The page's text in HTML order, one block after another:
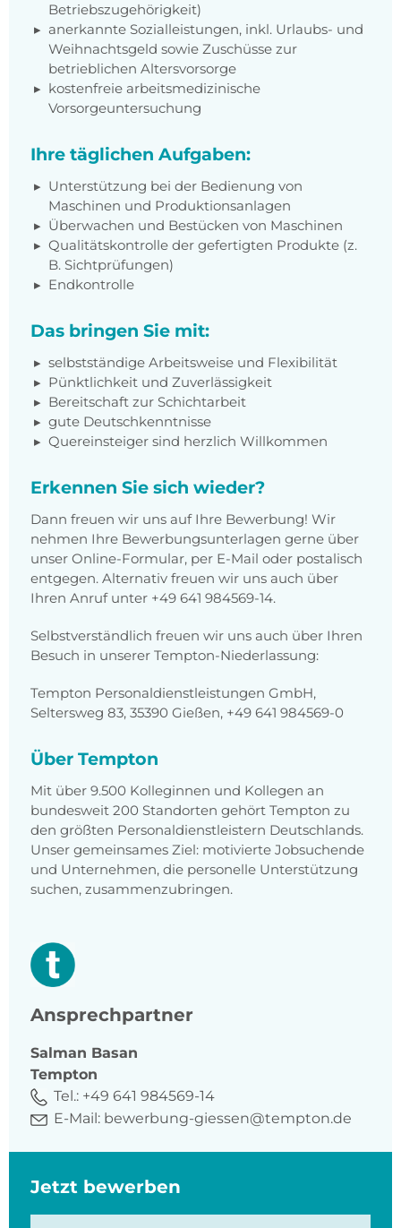
Betriebszugehörigkeit)
anerkannte Sozialleistungen, inkl. Urlaubs- und
Weihnachtsgeld sowie Zuschüsse zur
betrieblichen Altersvorsorge
kostenfreie arbeitsmedizinische
Vorsorgeuntersuchung
Ihre täglichen Aufgaben:
Unterstützung bei der Bedienung von
Maschinen und Produktionsanlagen
Überwachen und Bestücken von Maschinen
Qualitätskontrolle der gefertigten Produkte (z.
B. Sichtprüfungen)
Endkontrolle
Das bringen Sie mit:
selbstständige Arbeitsweise und Flexibilität
Pünktlichkeit und Zuverlässigkeit
Bereitschaft zur Schichtarbeit
gute Deutschkenntnisse
Quereinsteiger sind herzlich Willkommen
Erkennen Sie sich wieder?
Dann freuen wir uns auf Ihre Bewerbung! Wir
nehmen Ihre Bewerbungsunterlagen gerne über
unser Online-Formular, per E-Mail oder postalisch
entgegen. Alternativ freuen wir uns auch über
Ihren Anruf unter +49 641 984569-14.
Selbstverständlich freuen wir uns auch über Ihren
Besuch in unserer Tempton-Niederlassung:
Tempton Personaldienstleistungen GmbH,
Seltersweg 83, 35390 Gießen, +49 641 984569-0
Über Tempton
Mit über 9.500 Kolleginnen und Kollegen an
bundesweit 200 Standorten gehört Tempton zu
den größten Personaldienstleistern Deutschlands.
Unser gemeinsames Ziel: motivierte Jobsuchende
und Unternehmen, die personelle Unterstützung
suchen, zusammenzubringen.
Ansprechpartner
Salman Basan
Tempton
Tel.: +49 641 984569-14
E-Mail: bewerbung-giessen@tempton.de
Jetzt bewerben